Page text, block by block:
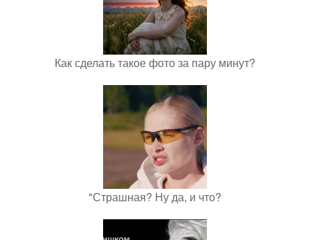
Как сделать такое фото за пару минут?
"Страшная? Ну да, и что?